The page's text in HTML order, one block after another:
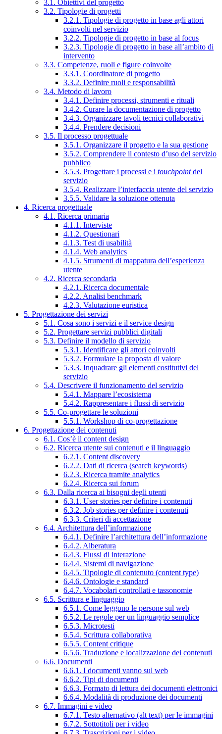
3.1. Obiettivi del progetto
3.2. Tipologie di progetti
3.2.1. Tipologie di progetto in base agli attori
coinvolti nel servizio
3.2.2. Tipologie di progetto in base al focus
3.2.3. Tipologie di progetto in base all’ambito di
intervento
3.3. Competenze, ruoli e figure coinvolte
3.3.1. Coordinatore di progetto
3.3.2. Definire ruoli e responsabilità
3.4. Metodo di lavoro
3.4.1. Definire processi, strumenti e rituali
3.4.2. Curare la documentazione di progetto
3.4.3. Organizzare tavoli tecnici collaborativi
3.4.4. Prendere decisioni
3.5. Il processo progettuale
3.5.1. Organizzare il progetto e la sua gestione
3.5.2. Comprendere il contesto d’uso del servizio
pubblico
3.5.3. Progettare i processi e i touchpointdel
servizio
3.5.4. Realizzare l’interfaccia utente del servizio
3.5.5. Validare la soluzione ottenuta
4. Ricerca progettuale
4.1. Ricerca primaria
4.1.1. Interviste
4.1.2. Questionari
4.1.3. Test di usabilità
4.1.4. Web analytics
4.1.5. Strumenti di mappatura dell’esperienza
utente
4.2. Ricerca secondaria
4.2.1. Ricerca documentale
4.2.2. Analisi benchmark
4.2.3. Valutazione euristica
5. Progettazione dei servizi
5.1. Cosa sono i servizi e il service design
5.2. Progettare servizi pubblici digitali
5.3. Definire il modello di servizio
5.3.1. Identificare gli attori coinvolti
5.3.2. Formulare la proposta di valore
5.3.3. Inquadrare gli elementi costitutivi del
servizio
5.4. Descrivere il funzionamento del servizio
5.4.1. Mappare l’ecosistema
5.4.2. Rappresentare i flussi di servizio
5.5. Co-progettare le soluzioni
5.5.1. Workshop di co-progettazione
6. Progettazione dei contenuti
6.1. Cos’è il content design
6.2. Ricerca utente sui contenuti e il linguaggio
6.2.1. Content discovery
6.2.2. Dati di ricerca (search keywords)
6.2.3. Ricerca tramite analytics
6.2.4. Ricerca sui forum
6.3. Dalla ricerca ai bisogni degli utenti
6.3.1. User stories per definire i contenuti
6.3.2. Job stories per definire i contenuti
6.3.3. Criteri di accettazione
6.4. Architettura dell’informazione
6.4.1. Definire l’architettura dell’informazione
6.4.2. Alberatura
6.4.3. Flussi di interazione
6.4.4. Sistemi di navigazione
6.4.5. Tipologie di contenuto (content type)
6.4.6. Ontologie e standard
6.4.7. Vocabolari controllati e tassonomie
6.5. Scrittura e linguaggio
6.5.1. Come leggono le persone sul web
6.5.2. Le regole per un linguaggio semplice
6.5.3. Microtesti
6.5.4. Scrittura collaborativa
6.5.5. Content critique
6.5.6. Traduzione e localizzazione dei contenuti
6.6. Documenti
6.6.1. I documenti vanno sul web
6.6.2. Tipi di documenti
6.6.3. Formato di lettura dei documenti elettronici
6.6.4. Modalità di produzione dei documenti
6.7. Immagini e video
6.7.1. Testo alternativo (alt text) per le immagini
6.7.2. Sottotitoli per i video